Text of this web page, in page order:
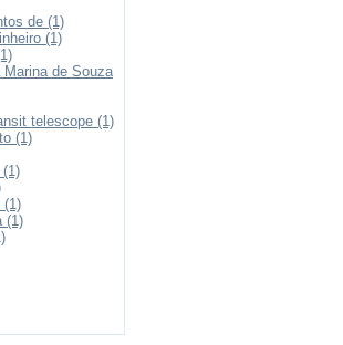
de (1)
(1)
Marina de Souza
telescope (1)
(1)
(1)
(1)